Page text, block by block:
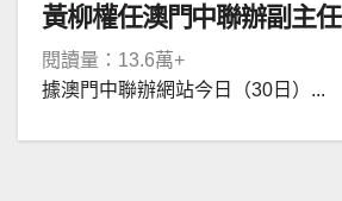
黃柳權任澳門中聯辦副主任
閱讀量：13.6萬+
據澳門中聯辦網站今日（30日）...